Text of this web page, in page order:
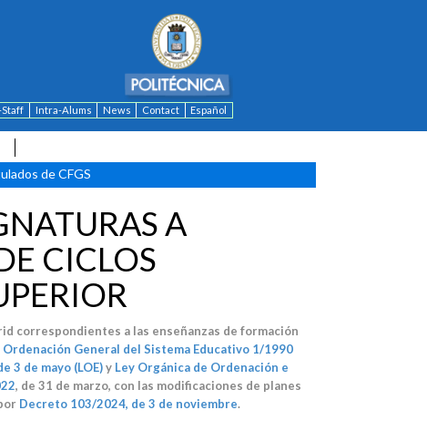
Intra-Alums News Contact Español
de CFGS
A
CICLOS
correspondientes a las enseñanzas de formación
Ordenación General del Sistema Educativo 1/1990
3 de mayo (LOE)y Ley Orgánica de Ordenación e
, de 31 de marzo, con las modificaciones de planes
Decreto 103/2024, de 3 de noviembre.